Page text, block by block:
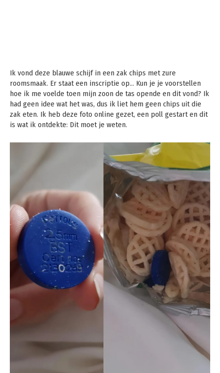
Ik vond deze blauwe schijf in een zak chips met zure
roomsmaak. Er staat een inscriptie op… Kun je je voorstellen
hoe ik me voelde toen mijn zoon de tas opende en dit vond? Ik
had geen idee wat het was, dus ik liet hem geen chips uit die
zak eten. Ik heb deze foto online gezet, een poll gestart en dit
is wat ik ontdekte: Dit moet je weten.